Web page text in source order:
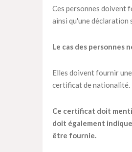
Ces personnes doivent
ainsi qu'une déclaration
Le cas des personnes
Elles doivent fournir
certificat de nationalité.
Ce certificat doit
doit également
être fournie.